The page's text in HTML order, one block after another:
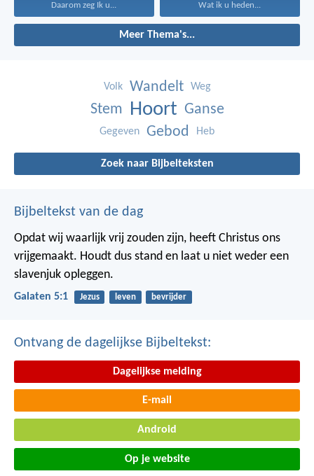
Daarom zeg Ik u... Wat ik u heden...
Meer Thema's...
Volk Wandelt Weg
Stem Hoort Ganse
Gegeven Gebod Heb
Zoek naar Bijbelteksten
Bijbeltekst van de dag
Opdat wij waarlijk vrij zouden zijn, heeft Christus ons
vrijgemaakt. Houdt dus stand en laat u niet weder een
slavenjuk opleggen.
Galaten 5:1 Jezus leven bevrijder
Ontvang de dagelijkse Bijbeltekst:
Dagelijkse melding
E-mail
Android
Op je website